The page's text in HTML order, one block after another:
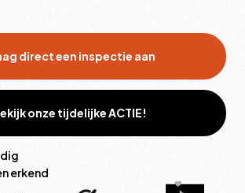
direct een inspectie aan
onze tijdelijke ACTIE!
erkend